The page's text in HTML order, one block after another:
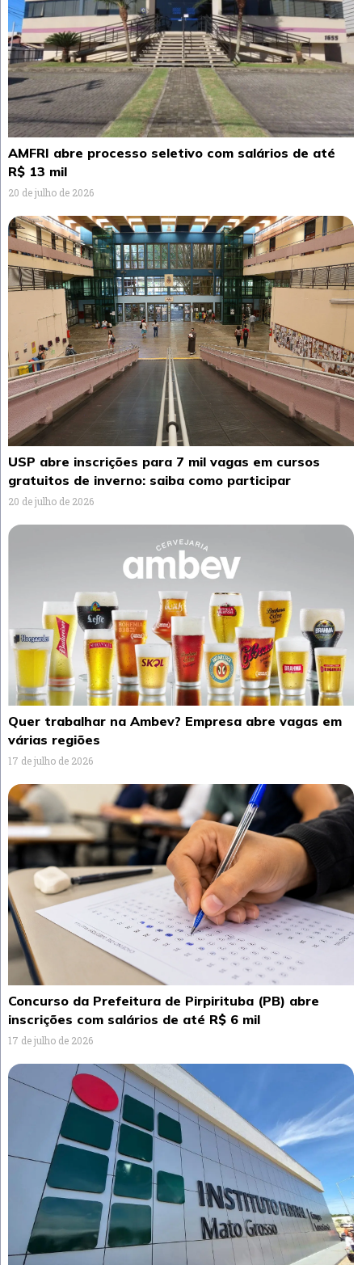
AMFRI abre processo seletivo com salários de até
R$ 13 mil
20 de julho de 2026
USP abre inscrições para 7 mil vagas em cursos
gratuitos de inverno: saiba como participar
20 de julho de 2026
Quer trabalhar na Ambev? Empresa abre vagas em
várias regiões
17 de julho de 2026
Concurso da Prefeitura de Pirpirituba (PB) abre
inscrições com salários de até R$ 6 mil
17 de julho de 2026